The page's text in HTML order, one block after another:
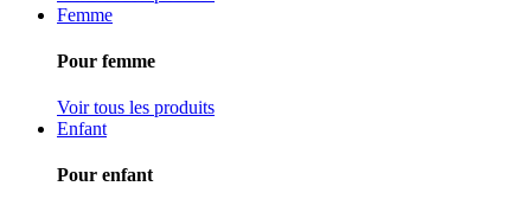
Femme
Pour femme
Voir tous les produits
Enfant
Pour enfant